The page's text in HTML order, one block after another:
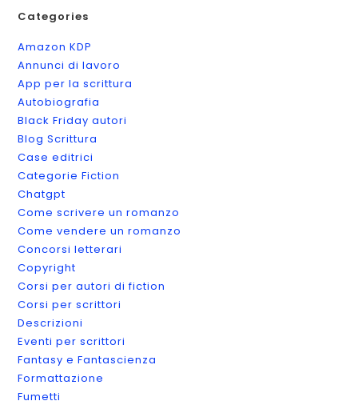
Categories
Amazon KDP
Annunci di lavoro
App per la scrittura
Autobiografia
Black Friday autori
Blog Scrittura
Case editrici
Categorie Fiction
Chatgpt
Come scrivere un romanzo
Come vendere un romanzo
Concorsi letterari
Copyright
Corsi per autori di fiction
Corsi per scrittori
Descrizioni
Eventi per scrittori
Fantasy e Fantascienza
Formattazione
Fumetti